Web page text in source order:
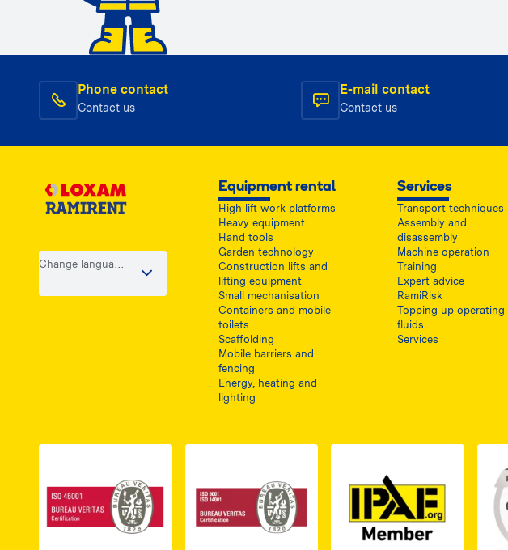
Phone contact
Contact us
E-mail contact
Contact us
Change language
Equipment rental
High lift work platforms
Heavy equipment
Hand tools
Garden technology
Construction lifts and
lifting equipment
Small mechanisation
Containers and mobile
toilets
Scaffolding
Mobile barriers and
fencing
Energy, heating and
lighting
Services
Transport techniques
Assembly and
disassembly
Machine operation
Training
Expert advice
RamiRisk
Topping up operating
fluids
Services
Link do dokumentu PDF z certyfikatem ISO 1, otwiera się w nowej
Link do dokumentu PDF z certyfikatem
Link do